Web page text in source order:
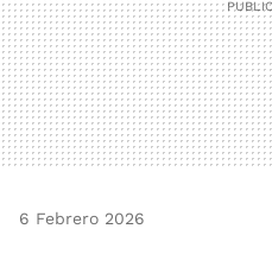
6 Febrero 2026